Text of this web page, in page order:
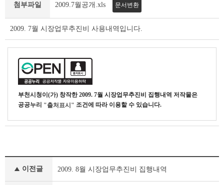
시
장
세
첨부파일 2009.7월공개.xls 문서변환
2009. 7월 시장업무추진비 사용내역입니다.
부천시청이(가) 창작한2009. 7월 시장업무추진비 집행내역 저작물은
공공누리 "출처표시" 조건에 따라 이용할 수 있습니다.
·
이전글 2009. 8월 시장업무추진비 집행내역